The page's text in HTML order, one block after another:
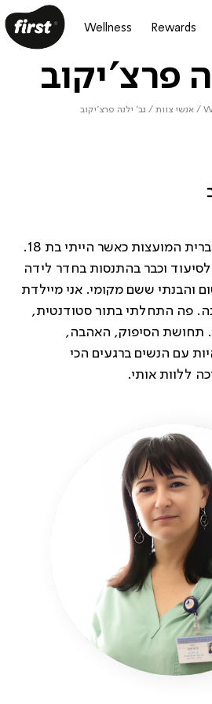
Rewards
Wellness
פרצ'יקוב
/ אנשי צוות / גב' ילנה פרצ'יקוב
לפני 28 שנים עליתי מברית המועצות כאשר הייתי בת 18.
וכבר בהתנסות בחדר לידה
והבנתי ששם מקומי. אני מיילדת
יותר מ- 20 שנה. פה התחלתי בתור סטודנטית,
תחושת הסיפוק, האהבה,
עם הנשים ברגעים הכי
ללוות אותי.